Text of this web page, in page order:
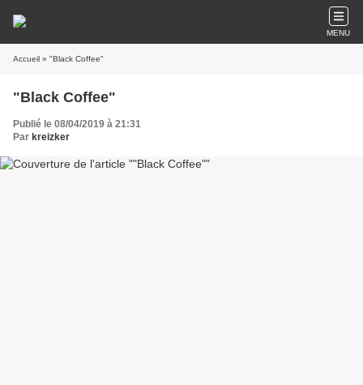
MENU
Accueil » "Black Coffee"
"Black Coffee"
Publié le 08/04/2019 à 21:31
Par kreizker